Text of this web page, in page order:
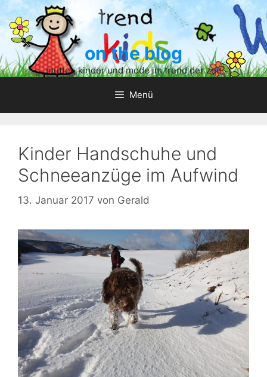
Zum
Inhalt
springen
on the blog
mütter, kinder und mode im trend der zeit
Menü
Kinder Handschuhe und
Schneeanzüge im Aufwind
13. Januar 2017 von Gerald